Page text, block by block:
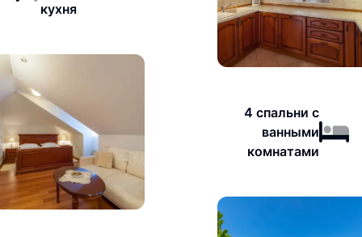
кухня
4 спальни с
ванными
комнатами